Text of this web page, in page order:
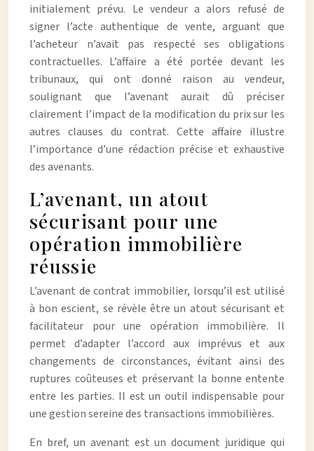
initialement prévu. Le vendeur a alors refusé de
signer l’acte authentique de vente, arguant que
l’acheteur n’avait pas respecté ses obligations
contractuelles. L’affaire a été portée devant les
tribunaux, qui ont donné raison au vendeur,
soulignant que l’avenant aurait dû préciser
clairement l’impact de la modification du prix sur les
autres clauses du contrat. Cette affaire illustre
l’importance d’une rédaction précise et exhaustive
des avenants.
L’avenant, un atout
sécurisant pour une
opération immobilière
réussie
L’avenant de contrat immobilier, lorsqu’il est utilisé
à bon escient, se révèle être un atout sécurisant et
facilitateur pour une opération immobilière. Il
permet d’adapter l’accord aux imprévus et aux
changements de circonstances, évitant ainsi des
ruptures coûteuses et préservant la bonne entente
entre les parties. Il est un outil indispensable pour
une gestion sereine des transactions immobilières.
En bref, un avenant est un document juridique qui